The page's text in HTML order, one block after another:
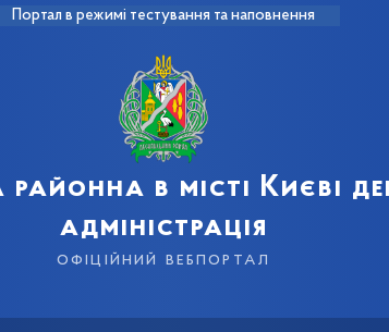
Портал в режимі тестування та наповнення
районна в місті Києві
адміністрація
офіційний вебпортал